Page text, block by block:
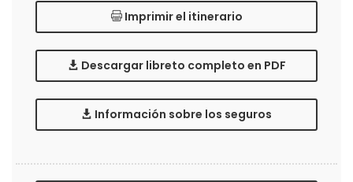
Imprimir el itinerario
Descargar libreto completo en PDF
Información sobre los seguros